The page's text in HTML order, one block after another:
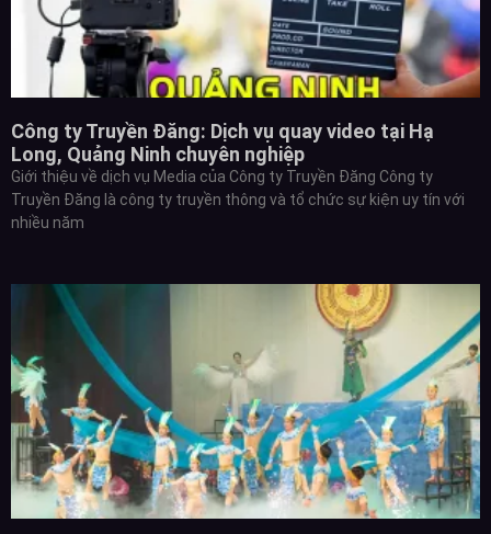
Công ty Truyền Đăng: Dịch vụ quay video tại Hạ
Long, Quảng Ninh chuyên nghiệp
Giới thiệu về dịch vụ Media của Công ty Truyền Đăng Công ty
Truyền Đăng là công ty truyền thông và tổ chức sự kiện uy tín với
nhiều năm